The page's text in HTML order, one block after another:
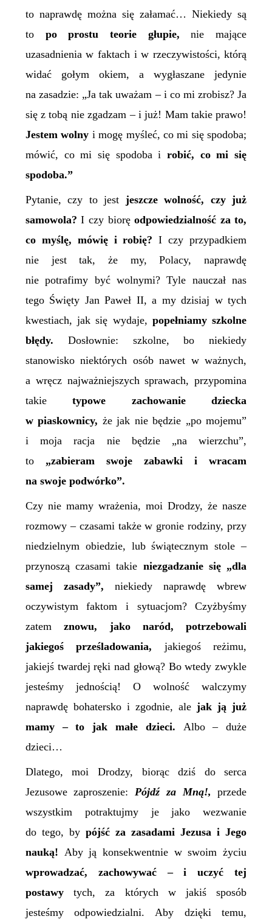
to naprawdę można się załamać… Niekiedy są
to po prostu teorie głupie,nie mające
uzasadnienia w faktach i w rzeczywistości, którą
widać gołym okiem, a wygłaszane jedynie
na zasadzie: „Ja tak uważam – i co mi zrobisz? Ja
się z tobą nie zgadzam – i już! Mam takie prawo!
Jestem wolny i mogę myśleć, co mi się spodoba;
mówić, co mi się spodoba irobić, co mi się
spodoba.”
Pytanie, czy to jest jeszcze wolność, czy już
samowola? I czy bioręodpowiedzialność za to,
co myślę, mówię i robię?I czy przypadkiem
nie jest tak, że my, Polacy, naprawdę
nie potrafimy być wolnymi? Tyle nauczał nas
tego Święty Jan Paweł II, a my dzisiaj w tych
kwestiach, jak się wydaje, popełniamy szkolne
błędy. Dosłownie: szkolne, bo niekiedy
stanowisko niektórych osób nawet w ważnych,
a wręcz najważniejszych sprawach, przypomina
takietypowe zachowanie dziecka
w piaskownicy, że jak nie będzie „po mojemu”
i moja racja nie będzie „na wierzchu”,
to „zabieram swoje zabawki i wracam
na swoje podwórko”.
Czy nie mamy wrażenia, moi Drodzy, że nasze
rozmowy – czasami także w gronie rodziny, przy
niedzielnym obiedzie, lub świątecznym stole –
przynoszą czasami takie niezgadzanie się „dla
samej zasady”, niekiedy naprawdę wbrew
oczywistym faktom i sytuacjom? Czyżbyśmy
zatemznowu, jako naród, potrzebowali
jakiegoś prześladowania, jakiegoś reżimu,
jakiejś twardej ręki nad głową? Bo wtedy zwykle
jesteśmy jednością! O wolność walczymy
naprawdę bohatersko i zgodnie, alejak ją już
mamy – to jak małe dzieci. Albo – duże
dzieci…
Dlatego, moi Drodzy, biorąc dziś do serca
Jezusowe zaproszenie:Pójdź za Mną!, przede
wszystkim potraktujmy je jako wezwanie
do tego, by pójść za zasadami Jezusa i Jego
nauką! Aby ją konsekwentnie w swoim życiu
wprowadzać, zachowywać – i uczyć tej
postawytych, za których w jakiś sposób
jesteśmy odpowiedzialni. Aby dzięki temu,